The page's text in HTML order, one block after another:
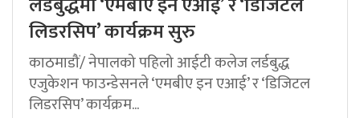
लिडरसिप’ कार्यक्रम सुरु
काठमाडौं/ नेपालको पहिलो आईटी कलेज लर्डबुद्ध
एजुकेशन फाउन्डेसनले ‘एमबीए इन एआई’ र ‘डिजिटल
लिडरसिप’ कार्यक्रम...